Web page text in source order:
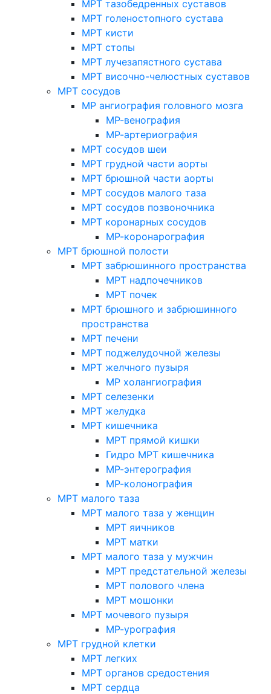
МРТ тазобедренных суставов
МРТ голеностопного сустава
МРТ кисти
МРТ стопы
МРТ лучезапястного сустава
МРТ височно-челюстных суставов
МРТ сосудов
МР ангиография головного мозга
МР-венография
МР-артериография
МРТ сосудов шеи
МРТ грудной части аорты
МРТ брюшной части аорты
МРТ сосудов малого таза
МРТ сосудов позвоночника
МРТ коронарных сосудов
МР-коронарография
МРТ брюшной полости
МРТ забрюшинного пространства
МРТ надпочечников
МРТ почек
МРТ брюшного и забрюшинного
пространства
МРТ печени
МРТ поджелудочной железы
МРТ желчного пузыря
МР холангиография
МРТ селезенки
МРТ желудка
МРТ кишечника
МРТ прямой кишки
Гидро МРТ кишечника
МР-энтерография
МР-колонография
МРТ малого таза
МРТ малого таза у женщин
МРТ яичников
МРТ матки
МРТ малого таза у мужчин
МРТ предстательной железы
МРТ полового члена
МРТ мошонки
МРТ мочевого пузыря
МР-урография
МРТ грудной клетки
МРТ легких
МРТ органов средостения
МРТ сердца